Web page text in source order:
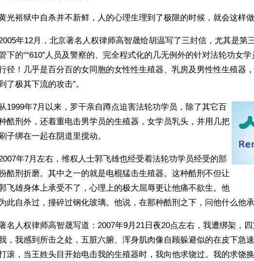
光裕狱中自杀并不新鲜，人的心理生理到了极限的时候，就会这样做
年12月，北京著名人权律师高智晟给胡温写了三封信，尤其是第
下的““610”人员及警察的、完全程式化的几无例外的针对法轮功女
径！几乎是百分百的女同胞的女性性生殖器、乳房及男性性生殖器
了极其下流的攻击”。
1999年7月以来，罗干亲自蹲点迫害法轮功学员，除了其它百
酷刑外，还着重电击男学员的生殖器，女学员乳头，并用几把
子绑在一起在阴道里搅动。
年7月左右，维权人士郭飞雄也经受着法轮功学员经受的部
酷刑折磨。其中之一的就是电棍猛击生殖器。这种酷刑不但让
飞雄身体上承受不了，心理上的极大屈辱更让他痛不欲生。他
此自杀过，撞碎过钢化玻璃。他说，在那种酷刑之下，问他什么他
名人权律师高智晟写道：2007年9月21日夜20点左右，我遭绑架，
，我感到所击之处，五脏六腑、浑身肌肉像自顾躲避似的在皮下急
滚，当王姓头目开始电击我的生殖器时，我向他求饶过。我的求饶